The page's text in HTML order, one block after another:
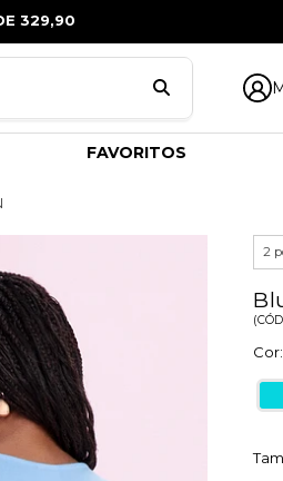
329,90
FAVORITOS
2
(CÓD.
Cor: